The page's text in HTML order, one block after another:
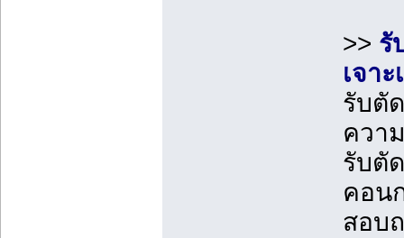
>> รั
เจา
รับตั
ควา
รับตั
คอน
สอบ